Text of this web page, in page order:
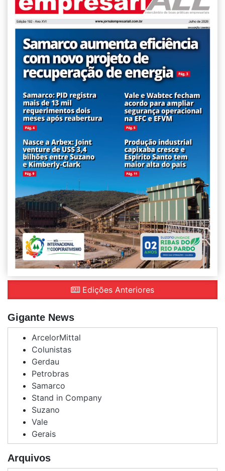
Edições Anteriores
Gigante News
ArcelorMittal
Colunistas
Gerdau
Petrobras
Samarco
Stand in Company
Suzano
Vale
Gerais
Arquivos